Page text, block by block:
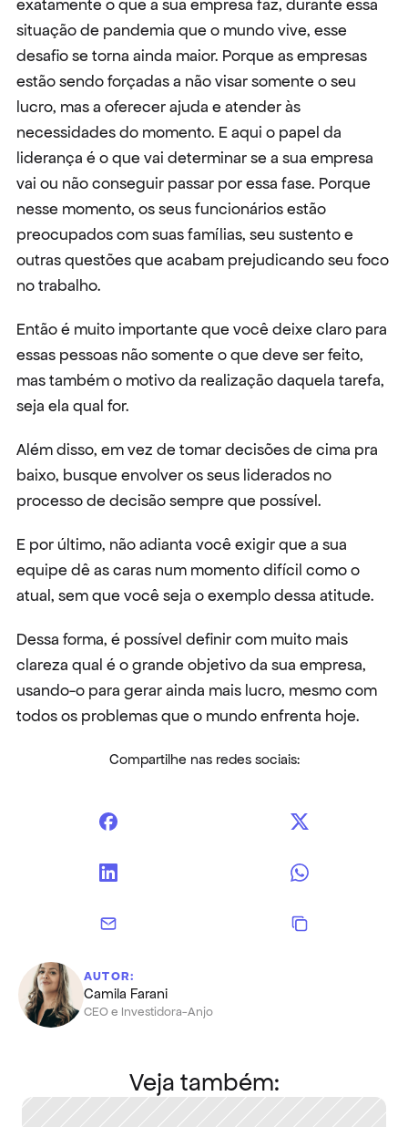
exatamente o que a sua empresa faz, durante essa
situação de pandemia que o mundo vive, esse
desafio se torna ainda maior. Porque as empresas
estão sendo forçadas a não visar somente o seu
lucro, mas a oferecer ajuda e atender às
necessidades do momento. E aqui o papel da
liderança é o que vai determinar se a sua empresa
vai ou não conseguir passar por essa fase. Porque
nesse momento, os seus funcionários estão
preocupados com suas famílias, seu sustento e
outras questões que acabam prejudicando seu foco
no trabalho.
Então é muito importante que você deixe claro para
essas pessoas não somente o que deve ser feito,
mas também o motivo da realização daquela tarefa,
seja ela qual for.
Além disso, em vez de tomar decisões de cima pra
baixo, busque envolver os seus liderados no
processo de decisão sempre que possível.
E por último, não adianta você exigir que a sua
equipe dê as caras num momento difícil como o
atual, sem que você seja o exemplo dessa atitude.
Dessa forma, é possível definir com muito mais
clareza qual é o grande objetivo da sua empresa,
usando-o para gerar ainda mais lucro, mesmo com
todos os problemas que o mundo enfrenta hoje.
Compartilhe nas redes sociais:
AUTOR:
Camila Farani
CEO e Investidora-Anjo
Veja também: